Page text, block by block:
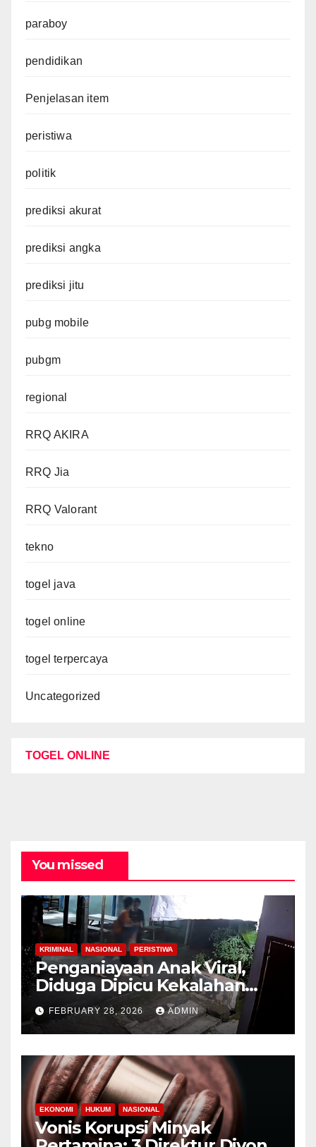
paraboy
pendidikan
Penjelasan item
peristiwa
politik
prediksi akurat
prediksi angka
prediksi jitu
pubg mobile
pubgm
regional
RRQ AKIRA
RRQ Jia
RRQ Valorant
tekno
togel java
togel online
togel terpercaya
Uncategorized
TOGEL ONLINE
You missed
KRIMINAL NASIONAL PERISTIWA
Penganiayaan Anak Viral,
Diduga Dipicu Kekalahan
Lomba Lari
FEBRUARY 28, 2026 ADMIN
EKONOMI HUKUM NASIONAL
Vonis Korupsi Minyak